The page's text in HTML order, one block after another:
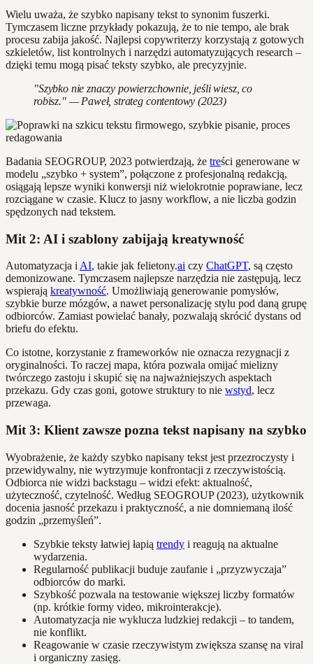
Wielu uważa, że szybko napisany tekst to synonim fuszerki.
Tymczasem liczne przykłady pokazują, że to nie tempo, ale brak
procesu zabija jakość. Najlepsi copywriterzy korzystają z gotowych
szkieletów, list kontrolnych i narzędzi automatyzujących research –
dzięki temu mogą pisać teksty szybko, ale precyzyjnie.
"Szybko nie znaczy powierzchownie, jeśli wiesz, co
robisz." — Paweł, strateg contentowy (2023)
Badania SEOGROUP, 2023 potwierdzają, że treści generowane w
modelu „szybko + system”, połączone z profesjonalną redakcją,
osiągają lepsze wyniki konwersji niż wielokrotnie poprawiane, lecz
rozciągane w czasie. Klucz to jasny workflow, a nie liczba godzin
spędzonych nad tekstem.
Mit 2: AI i szablony zabijają kreatywność
Automatyzacja i AI, takie jak felietony.ai czy ChatGPT, są często
demonizowane. Tymczasem najlepsze narzędzia nie zastępują, lecz
wspierają kreatywność. Umożliwiają generowanie pomysłów,
szybkie burze mózgów, a nawet personalizację stylu pod daną grupę
odbiorców. Zamiast powielać banały, pozwalają skrócić dystans od
briefu do efektu.
Co istotne, korzystanie z frameworków nie oznacza rezygnacji z
oryginalności. To raczej mapa, która pozwala omijać mielizny
twórczego zastoju i skupić się na najważniejszych aspektach
przekazu. Gdy czas goni, gotowe struktury to nie wstyd, lecz
przewaga.
Mit 3: Klient zawsze pozna tekst napisany na szybko
Wyobrażenie, że każdy szybko napisany tekst jest przezroczysty i
przewidywalny, nie wytrzymuje konfrontacji z rzeczywistością.
Odbiorca nie widzi backstagu – widzi efekt: aktualność,
użyteczność, czytelność. Według SEOGROUP (2023), użytkownik
docenia jasność przekazu i praktyczność, a nie domniemaną ilość
godzin „przemyśleń”.
Szybkie teksty łatwiej łapią trendy i reagują na aktualne
wydarzenia.
Regularność publikacji buduje zaufanie i „przyzwyczaja”
odbiorców do marki.
Szybkość pozwala na testowanie większej liczby formatów
(np. krótkie formy video, mikrointerakcje).
Automatyzacja nie wyklucza ludzkiej redakcji – to tandem,
nie konflikt.
Reagowanie w czasie rzeczywistym zwiększa szansę na viral
i organiczny zasięg.